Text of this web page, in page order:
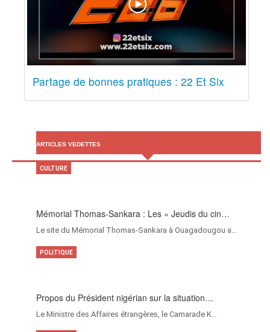
Partage de bonnes pratiques : 22 Et Six
ARTICLES VEDETTES
Mémorial Thomas-Sankara : Les « Jeudis du cin…
Le site du Mémorial Thomas-Sankara à Ouagadougou a…
CULTURE
Propos du Président nigérian sur la situation…
Le Ministre des Affaires étrangères, le Camarade K…
POLITIQUE